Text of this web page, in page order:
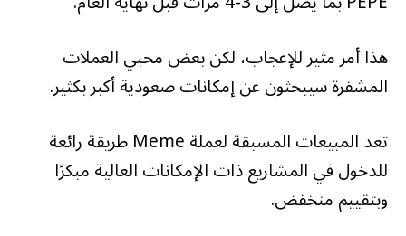
هذا أمر مثير للإعجاب، لكن بعض محبي العملات
المشفرة سيبحثون عن إمكانات صعودية أكبر بكثير.
تعد المبيعات المسبقة لعملة Meme طريقة رائعة
للدخول في المشاريع ذات الإمكانات العالية مبكرًا
وبتقييم منخفض.